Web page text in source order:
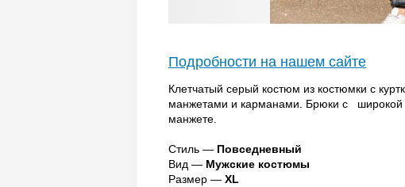
Подробности на нашем сайте
Клетчатый серый костюм из костюмки с
манжетами и карманами. Брюки с широкой
манжете.
Стиль — Повседневный
Вид — Мужские костюмы
Размер — XL